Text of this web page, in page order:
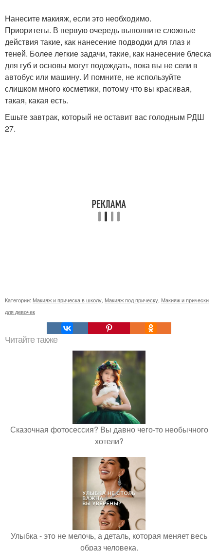
Нанесите макияж, если это необходимо.
Приоритеты. В первую очередь выполните сложные
действия такие, как нанесение подводки для глаз и
теней. Более легкие задачи, такие, как нанесение блеска
для губ и основы могут подождать, пока вы не сели в
автобус или машину. И помните, не используйте
слишком много косметики, потому что вы красивая,
такая, какая есть.
Ешьте завтрак, который не оставит вас голодным РДШ
27.
Категории: Макияж и прическа в школу Макияж под прическу Макияж и прически
для девочек
Читайте также
Сказочная фотосессия? Вы давно чего-то необычного
хотели?
Улыбка - это не мелочь, а деталь, которая меняет весь
образ человека.